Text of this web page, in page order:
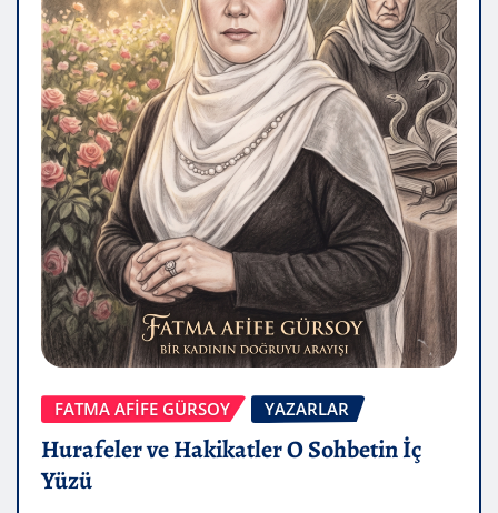
FATMA AFİFE GÜRSOY YAZARLAR
Hurafeler ve Hakikatler O Sohbetin İç
Yüzü